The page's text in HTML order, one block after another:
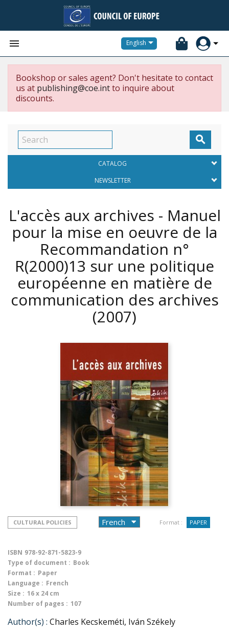
 English
Bookshop or sales agent? Don't hesitate to contact
us at publishing@coe.intto inquire about
discounts.

CATALOG
NEWSLETTER
L'accès aux archives - Manuel
pour la mise en oeuvre de la
Recommandation n°
R(2000)13 sur une politique
européenne en matière de
communication des archives
(2007)
CULTURAL POLICIES Format : PAPER
ISBN 978-92-871-5823-9
Type of document : Book
Format : Paper
Language : French
Size : 16 x 24 cm
Number of pages : 107
Author(s) : Charles Kecskeméti, Iván Székely